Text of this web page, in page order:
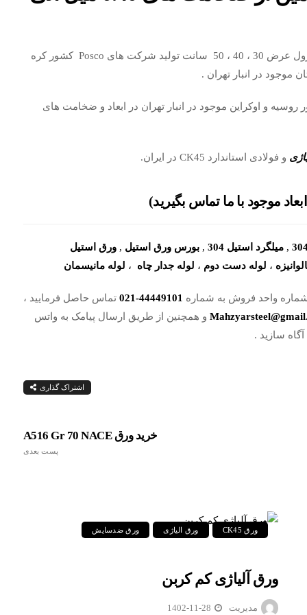
ضخامت های 0.40 میل الی 1.5 میل به صورت رول عرض 30 ، 40 ، 50 سانت تولید شرکت های Posco کشور کره
100 میل تولید کشور روسیه و اوکراین موجود در انبار تهران در ابعاد و ضخامت های
و فولادی استاندارد CK45 در ایران.
موجود با ما تماس بگیرید)
, میلگرد استیل 304 , بورس ورق استیل , ورق استیل
، لوله دست دوم ، لوله جدار چاه ، لوله مانیسمان
شماره واحد فروش به شماره 44449101-021
تماس حاصل فرمایید ،
و همچنین از طریق ارسال پیامک به واتس
سازید .
اشتراک گذاری
خرید ورق A516 Gr 70 NACE
پست بعدی
ورق CK45 ورق الیاژی ورق ضدسایش
ورق آلیاژی کم کربن
مدیریت 1402-11-28